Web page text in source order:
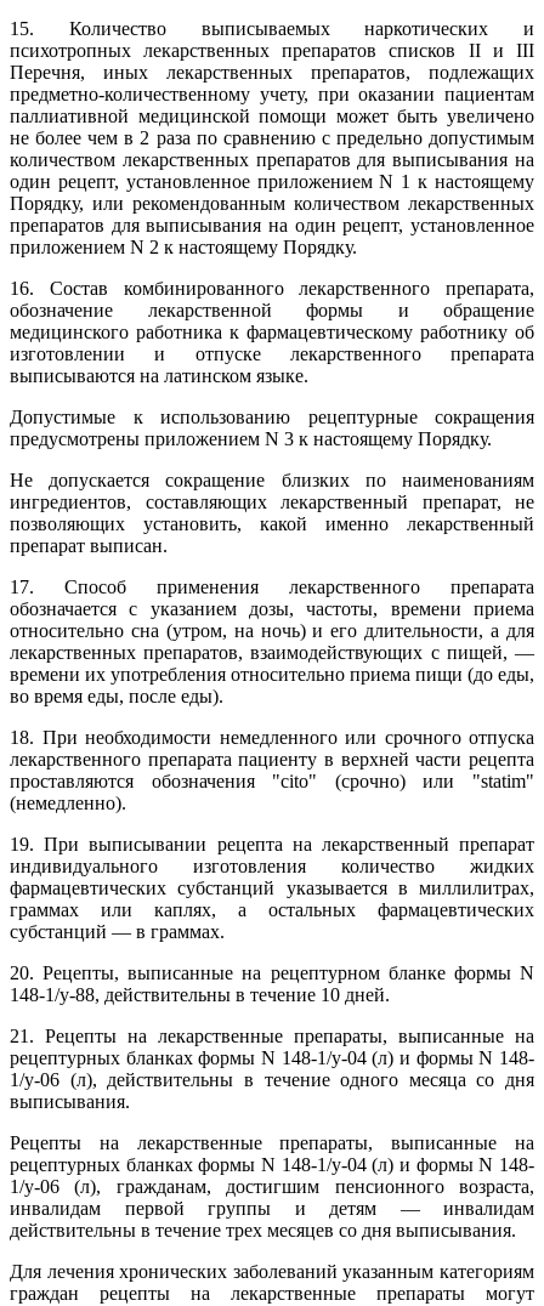
15. Количество выписываемых наркотических и
психотропных лекарственных препаратов списков II и III
Перечня, иных лекарственных препаратов, подлежащих
предметно-количественному учету, при оказании пациентам
паллиативной медицинской помощи может быть увеличено
не более чем в 2 раза по сравнению с предельно допустимым
количеством лекарственных препаратов для выписывания на
один рецепт, установленное приложением N 1 к настоящему
Порядку, или рекомендованным количеством лекарственных
препаратов для выписывания на один рецепт, установленное
приложением N 2 к настоящему Порядку.
16. Состав комбинированного лекарственного препарата,
обозначение лекарственной формы и обращение
медицинского работника к фармацевтическому работнику об
изготовлении и отпуске лекарственного препарата
выписываются на латинском языке.
Допустимые к использованию рецептурные сокращения
предусмотрены приложением N 3 к настоящему Порядку.
Не допускается сокращение близких по наименованиям
ингредиентов, составляющих лекарственный препарат, не
позволяющих установить, какой именно лекарственный
препарат выписан.
17. Способ применения лекарственного препарата
обозначается с указанием дозы, частоты, времени приема
относительно сна (утром, на ночь) и его длительности, а для
лекарственных препаратов, взаимодействующих с пищей, —
времени их употребления относительно приема пищи (до еды,
во время еды, после еды).
18. При необходимости немедленного или срочного отпуска
лекарственного препарата пациенту в верхней части рецепта
проставляются обозначения "cito" (срочно) или "statim"
(немедленно).
19. При выписывании рецепта на лекарственный препарат
индивидуального изготовления количество жидких
фармацевтических субстанций указывается в миллилитрах,
граммах или каплях, а остальных фармацевтических
субстанций — в граммах.
20. Рецепты, выписанные на рецептурном бланке формы N
148-1/у-88, действительны в течение 10 дней.
21. Рецепты на лекарственные препараты, выписанные на
рецептурных бланках формы N 148-1/у-04 (л) и формы N 148-
1/у-06 (л), действительны в течение одного месяца со дня
выписывания.
Рецепты на лекарственные препараты, выписанные на
рецептурных бланках формы N 148-1/у-04 (л) и формы N 148-
1/у-06 (л), гражданам, достигшим пенсионного возраста,
инвалидам первой группы и детям — инвалидам
действительны в течение трех месяцев со дня выписывания.
Для лечения хронических заболеваний указанным категориям
граждан рецепты на лекарственные препараты могут